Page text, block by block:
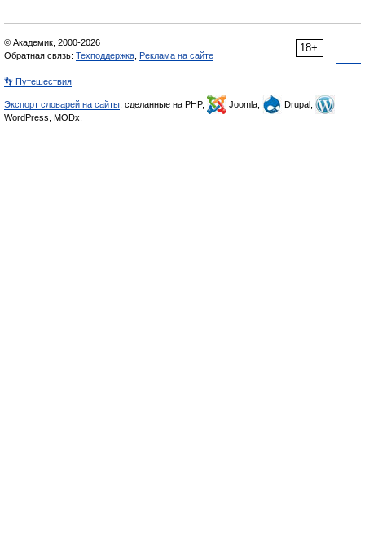
18+
© Академик, 2000-2026
Обратная связь: Техподдержка Реклама на сайте
👣 Путешествия
Экспорт словарей на сайты , сделанные на PHP, Joomla,
Drupal,
WordPress, MODx.